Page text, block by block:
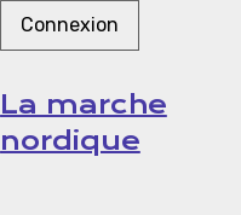
Connexion
La marche
nordique